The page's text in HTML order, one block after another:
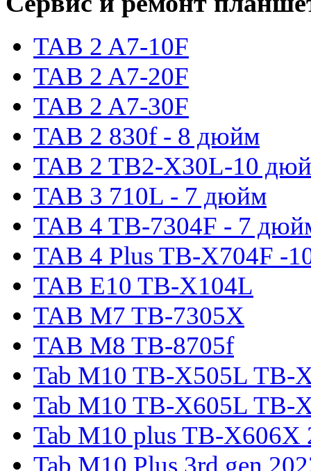
TAB 2 A7-10F
TAB 2 A7-20F
TAB 2 A7-30F
TAB 2 830f - 8 дюйм
TAB 2 TB2-X30L-10
TAB 3 710L - 7 дюйм
TAB 4 TB-7304F - 7
TAB 4 Plus TB-X704F -
TAB E10 TB-X104L
TAB M7 TB-7305X
TAB M8 TB-8705f
Tab M10 TB-X505L TB-
Tab M10 TB-X605L TB-
Tab M10 plus TB-X606X
Tab M10 Plus 3rd gen